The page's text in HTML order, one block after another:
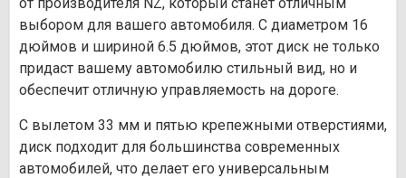
выбором для вашего автомобиля. С диаметром 16
дюймов и шириной 6.5 дюймов, этот диск не только
придаст вашему автомобилю стильный вид, но и
обеспечит отличную управляемость на дороге.
С вылетом 33 мм и пятью крепежными отверстиями,
диск подходит для большинства современных
автомобилей, что делает его универсальным